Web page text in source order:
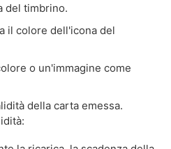
del timbrino.
il colore dell'icona del
o un'immagine come
della carta emessa.